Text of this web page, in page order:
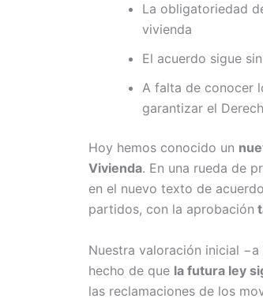
La obligatoriedad
vivienda
El acuerdo sigue
A falta de conocer
garantizar el
Hoy hemos conocido un
Vivienda. En una rueda de
en el nuevo texto de
partidos, con la aprobación
Nuestra valoración inicial
hecho de que la futura ley
las reclamaciones de los